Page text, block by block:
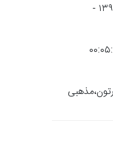
دوشنبه ۹ دي ۱۳۹۸ -